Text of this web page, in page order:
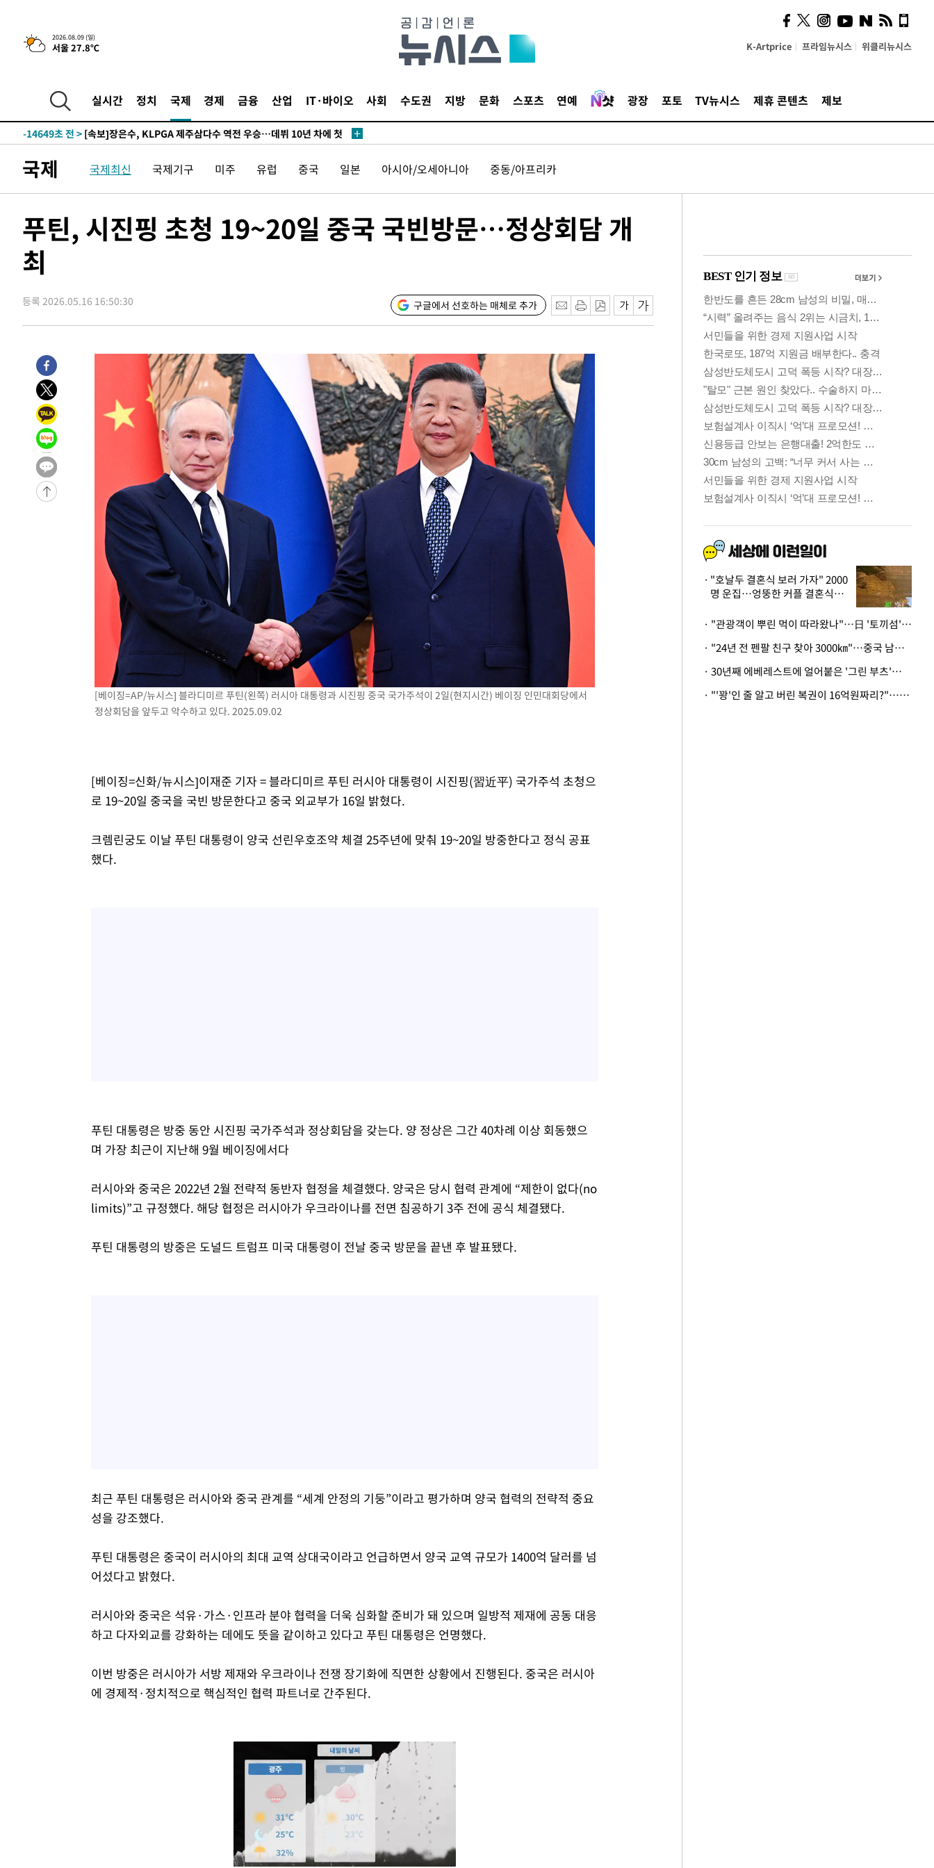
2026.08.09 (일)
서울 27.8℃ K-Artprice 프라임뉴시스 위클리뉴시스
실시간 정치 국제 경제 금융 산업 IT·바이오 사회 수도권 지방 문화 스포츠 연예 광장 포토 TV뉴시스 제휴 콘텐츠 제보
-24390초 전 >[속보]與 당대표 경선, 경북 권리당원 투표 김민석 47.37%·정청래
45.71%
-24292초 전 > [속보]與 당대표 경선, 대구 권리당원 투표 정청래 47.82%·김민석
-22007초 전 >
"일본축구협회, 대한축구협회 성 접대 의혹 심판 조사"
-14649초 전 >
정상
-10014초 전 > "얼마나 더웠으면"…안동 물길공원서 헤엄친 구렁이 '소동'
-9213초 전 >
'2경기 연속 침묵' 손흥민, 톨루카전 68분만 뛰고 슈팅 0개
-7965초 전 >이강인, 오늘 서울서 AT마드리드 입단식…'전례 없는 특급대우'
1시간 전 >
콜롬비아 신임 우파 대통령 취임 하루만에 차량폭탄 폭발 사건
3시간 전 >
4시간 전 >
-30457초 전 >이강인 ATM 입단식에 '상암벌 들썩'…"세계적인 선수 되길"
-29453초 전 >태풍 돌핀, 중 저장성 타이저우시 해안에 상륙 (1보)
-25429초 전 >
[속보]與 강원·TK 당원투표 합산 김민석 48.54%로 승리…정청래
44.40%
-24763초 전 >
與 강원·TK 당원투표 합산 김민석 46.01%로 승리…정청래
44.53%
-24603초 전 >
[속보]與전대 권리당원투표…강원·경북 김민석, 대구 정청래 승리
-24410초 전 >
[속보]與 당대표 경선, 경북 권리당원 투표 김민석 47.37%·정청래
45.71%
-24312초 전 >
[속보]與 당대표 경선, 대구 권리당원 투표 정청래 47.82%·김민석
46.35%
-24109초 전 >
[속보]與 당대표 경선, 강원 권리당원 투표 김민석 승리…50.30%
득표
-22027초 전 >
"일본축구협회, 대한축구협회 성 접대 의혹 심판 조사"
-14669초 전 >
[속보]장은수, KLPGA 제주삼다수 역전 우승…데뷔 10년 차에 첫
"얼마나 더웠으면"…안동 물길공원서 헤엄친 구렁이 '소동'
손흥민, 68분 뛰고 2경기 침묵…LAFC, 톨루카에 1-0 승리(종합)
'2경기 연속 침묵' 손흥민, 톨루카전 68분만 뛰고 슈팅 0개
이강인, 오늘 서울서 AT마드리드 입단식…'전례 없는 특급대우'
'여긴 20도, 저긴 50도'…열화상 카메라로 본 폭염 저감시설 '온도차'
콜롬비아 신임 우파 대통령 취임 하루만에 차량폭탄 폭발 사건
튀르키예 외무장관, "메카 3국 방위협정은 이란이 목표 아냐 " 밝혀
이군이 불법 군시설 건설한 레바논 남부에서 레바논군 3명 폭발로 부상
[속보]美중부 사령관, 이스라엘 긴급방문 다중화된 전선 상황 논의
국제 국제최신 국제기구 미주 유럽 중국 일본 아시아/오세아니아 중동/아프리카
푸틴, 시진핑 초청 19~20일 중국 국빈방문…정상회담 개
최
등록 2026.05.16 16:50:30 구글에서 선호하는 매체로 추가
[베이징=AP/뉴시스] 블라디미르 푸틴(왼쪽) 러시아 대통령과 시진핑 중국 국가주석이 2일(현지시간) 베이징 인민대회당에서
정상회담을 앞두고 악수하고 있다. 2025.09.02
[베이징=신화/뉴시스]이재준 기자 = 블라디미르 푸틴 러시아 대통령이 시진핑(習近平) 국가주석 초청으
로 19~20일 중국을 국빈 방문한다고 중국 외교부가 16일 밝혔다.
크렘린궁도 이날 푸틴 대통령이 양국 선린우호조약 체결 25주년에 맞춰 19~20일 방중한다고 정식 공표
했다.
푸틴 대통령은 방중 동안 시진핑 국가주석과 정상회담을 갖는다. 양 정상은 그간 40차례 이상 회동했으
며 가장 최근이 지난해 9월 베이징에서다
러시아와 중국은 2022년 2월 전략적 동반자 협정을 체결했다. 양국은 당시 협력 관계에 “제한이 없다(no
limits)”고 규정했다. 해당 협정은 러시아가 우크라이나를 전면 침공하기 3주 전에 공식 체결됐다.
푸틴 대통령의 방중은 도널드 트럼프 미국 대통령이 전날 중국 방문을 끝낸 후 발표됐다.
최근 푸틴 대통령은 러시아와 중국 관계를 “세계 안정의 기둥”이라고 평가하며 양국 협력의 전략적 중요
성을 강조했다.
푸틴 대통령은 중국이 러시아의 최대 교역 상대국이라고 언급하면서 양국 교역 규모가 1400억 달러를 넘
어섰다고 밝혔다.
러시아와 중국은 석유·가스·인프라 분야 협력을 더욱 심화할 준비가 돼 있으며 일방적 제재에 공동 대응
하고 다자외교를 강화하는 데에도 뜻을 같이하고 있다고 푸틴 대통령은 언명했다.
이번 방중은 러시아가 서방 제재와 우크라이나 전쟁 장기화에 직면한 상황에서 진행된다. 중국은 러시아
에 경제적·정치적으로 핵심적인 협력 파트너로 간주된다.
사이 해답 찾았죠"…알을
깨고 나온 '초자아'
"호날두 결혼식 보러 가자" 2000
명 운집…엉뚱한 커플 결혼식에
· "관광객이 뿌린 먹이 따라왔나"…日 '토끼섬' 멧돼지, 토끼까지 사냥
· "24년 전 펜팔 친구 찾아 3000㎞"…중국 남성 사연에 '뭉클'
· 30년째 에베레스트에 얼어붙은 '그린 부츠'…드디어 가족 품으로
· "'꽝'인 줄 알고 버린 복권이 16억원짜리?"…극적으로 되찾은 사연